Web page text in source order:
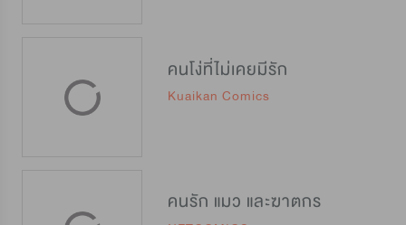
คนโง่ที่ไม่เคยมีรัก
Kuaikan Comics
คนรัก แมว และฆาตกร